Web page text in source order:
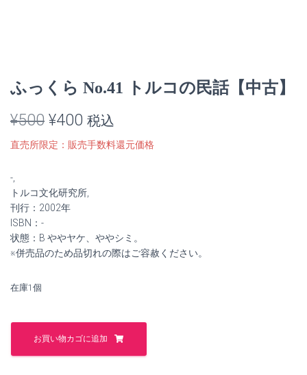
ふっくら No.41 トルコの民話【中古】
¥500 元
の
格
¥500
た。
¥400 現
在
価
は
す。
税込
直売所限定：販売手数料還元価格
-,
トルコ文化研究所,
刊行：2002年
ISBN：-
状態：B ややヤケ、ややシミ。
※併売品のため品切れの際はご容赦ください。
在庫1個
ふ
ら
お買い物カゴに追加